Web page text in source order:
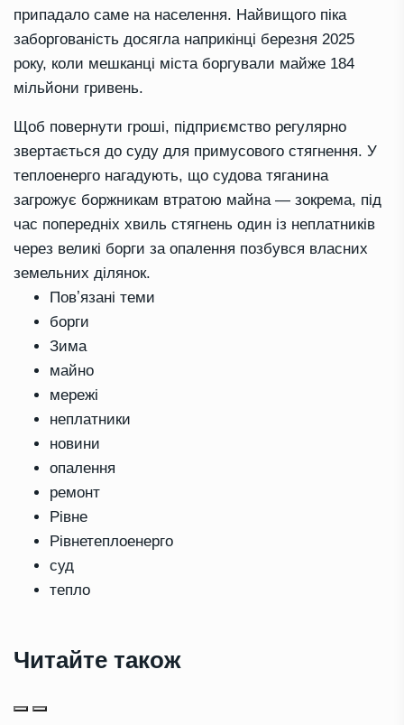
припадало саме на населення. Найвищого піка
заборгованість досягла наприкінці березня 2025
року, коли мешканці міста боргували майже 184
мільйони гривень.
Щоб повернути гроші, підприємство регулярно
звертається до суду для примусового стягнення. У
теплоенерго нагадують, що судова тяганина
загрожує боржникам втратою майна — зокрема, під
час попередніх хвиль стягнень один із неплатників
через великі борги за опалення позбувся власних
земельних ділянок.
Повʼязані теми
борги
Зима
майно
мережі
неплатники
новини
опалення
ремонт
Рівне
Рівнетеплоенерго
суд
тепло
Читайте також